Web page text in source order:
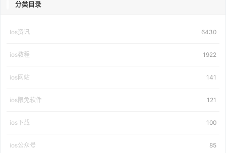
分类目录
Ios资讯 6430
ios教程 1922
ios网站 141
ios限免软件 121
ios下载 100
ios公众号 85